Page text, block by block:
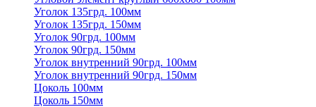
Уголок 135грд. 100мм
Уголок 135грд. 150мм
Уголок 90грд. 100мм
Уголок 90грд. 150мм
Уголок внутренний 90грд. 100мм
Уголок внутренний 90грд. 150мм
Цоколь 100мм
Цоколь 150мм